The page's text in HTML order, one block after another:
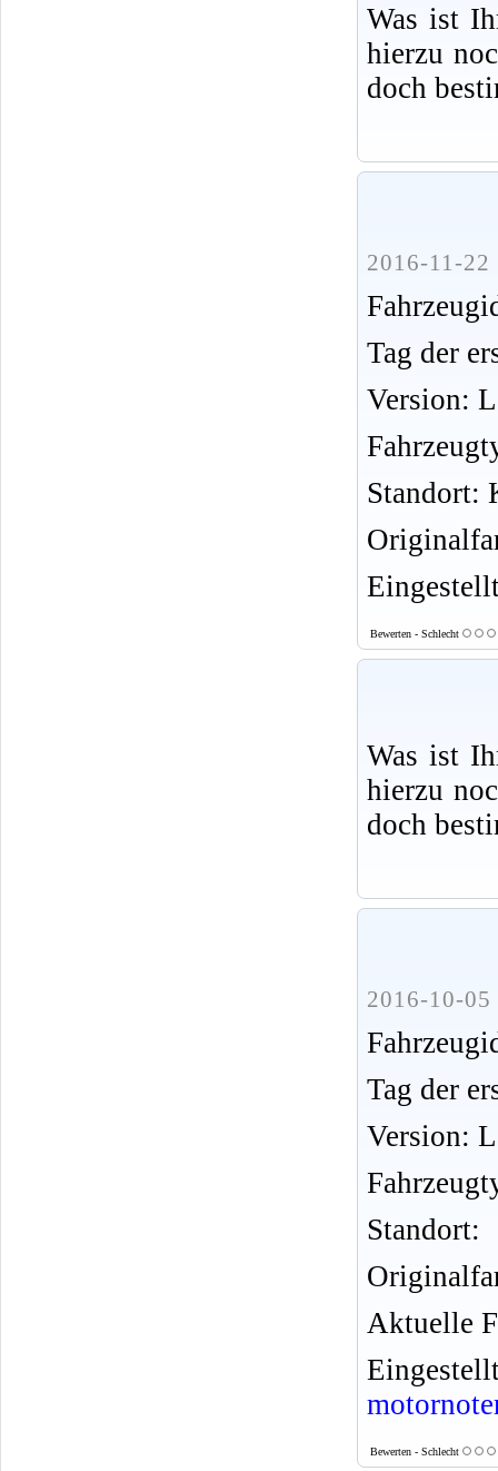
Was ist
hierzu
doch
2016-11-22
Tag der
Version:
Standort:
Bewerten - Schlecht
Was ist
hierzu
doch
2016-10-05
Tag der
Version:
Standort:
Aktuelle
Bewerten - Schlecht